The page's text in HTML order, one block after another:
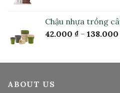
Chậu nhựa trồng
42.000 ₫ – 138.000
ABOUT US